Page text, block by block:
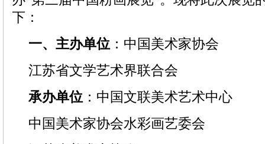
下：
一、主办单位 ：中国美术家协会
江苏省文学艺术界联合会
承办单位 ：中国文联美术艺术中心
中国美术家协会水彩画艺委会